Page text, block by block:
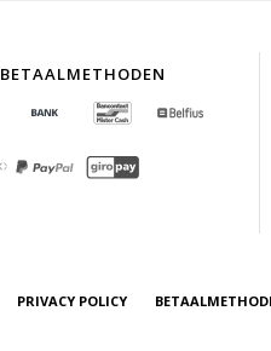
BETAALMETHODEN
PRIVACY POLICY